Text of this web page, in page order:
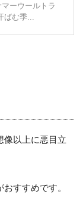
ーウールトラ
ばむ季...
像以上に悪目立
すすめです。